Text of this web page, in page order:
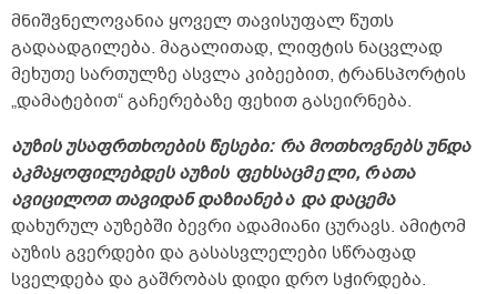
გავიკეთე უზმოზე, 5,5 მქონდა, როგორც
გავარკვიე, ეს ნორმაა. არ ვეკარები და
არასდროს არ გავკარებივარ სიგარეტს, არ
ვეკარები და არასდროს არ გავკარებივარ
არანაირ ნარკოტიკს, არ ვსვამ არანაირ
მანამდეც თუ დამილევია, ცოტა. ყავასაც არ
ვსვამ საერთოდ. არ ვსვამ არანაირ
ენერგეტიკულ სასმელებს, არც ლიმონათებს,
არც კოკაკოლას და ა.შ. ვცხოვრობ
სპორტული ცხოვრების წესით. წყალზე
ვცდილობ დღეში 2 ლიტრა მაინც დავლიო.
დღეში 4 კილომეტრს მაინც ფეხით
მნიშვნელოვანია ყოველ თავისუფალ წუთს
გადაადგილება. მაგალითად, ლიფტის ნაცვლად
მეხუთე სართულზე ასვლა კიბეებით, ტრანსპორტის
„დამატებით“ გაჩერებაზე ფეხითგასეირნება.
აუზის უსაფრთხოების წესები: რა მოთხოვნებს უნდა
აკმაყოფილებდეს აუზის ფეხსაცმელი, რათა
ავიცილოთ თავიდან დაზიანება და დაცემა
დახურულ აუზებში ბევრი ადამიანი ცურავს. ამიტომ
აუზისგვერდები და გასასვლელები სწრაფად
სველდება და გაშრობას დიდი დრო სჭირდება.